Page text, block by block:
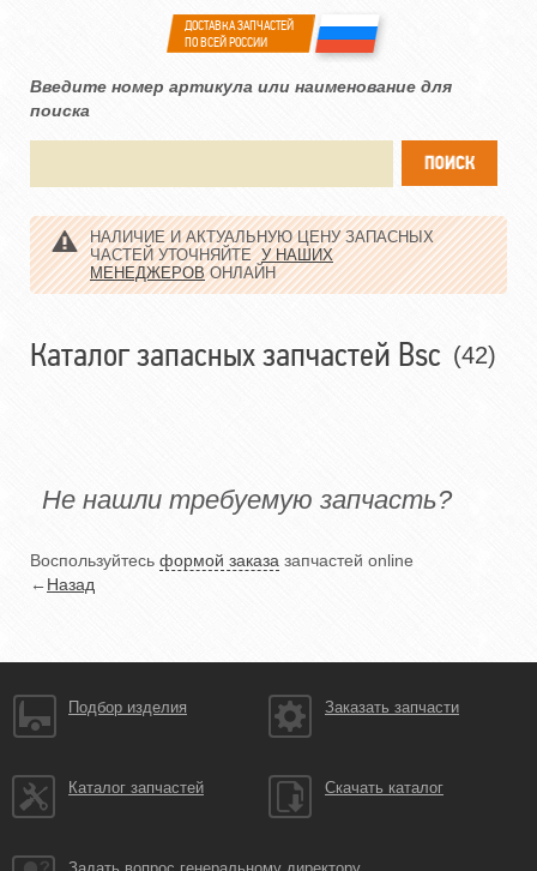
ДОСТАВКА ЗАПЧАСТЕЙ
ПО ВСЕЙ РОССИИ
Введите номер артикула или наименование для
поиска
НАЛИЧИЕ И АКТУАЛЬНУЮ ЦЕНУ ЗАПАСНЫХ
ЧАСТЕЙ УТОЧНЯЙТЕУ НАШИХ
МЕНЕДЖЕРОВОНЛАЙН
Каталог запасных запчастей Bsc (42)
Не нашли требуемую запчасть?
Воспользуйтесь формой заказа запчастей online
←Назад
Подбор изделия Заказать запчасти
Каталог запчастей Скачать каталог